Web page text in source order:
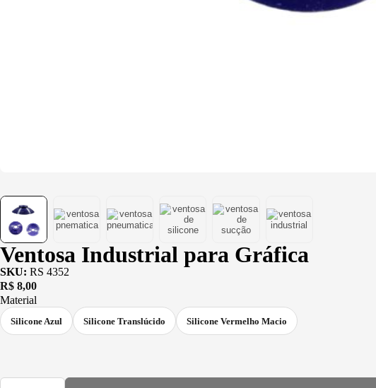
Ventosa Industrial para Gráfica
SKU: RS 4352
R$ 8,00
Material
Silicone Azul Silicone Translúcido Silicone Vermelho Macio